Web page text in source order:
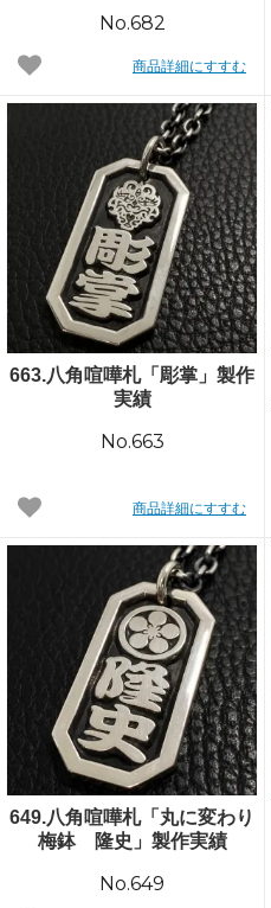
No.682
商品詳細にすすむ
663.八角喧嘩札「彫掌」製作
実績
No.663
商品詳細にすすむ
649.八角喧嘩札「丸に変わり
梅鉢 隆史」製作実績
No.649